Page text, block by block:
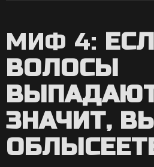
МИФ 4:
ВОЛОСЫ
ЗНАЧИТ,